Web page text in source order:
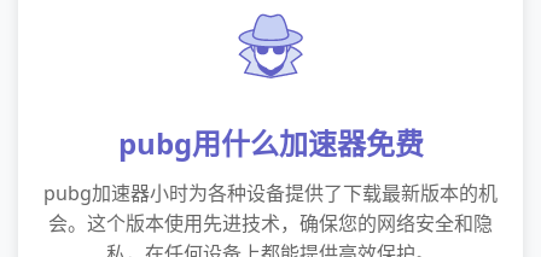
pubg用什么加速器免费
pubg加速器小时为各种设备提供了下载最新版本的机
会。这个版本使用先进技术，确保您的网络安全和隐